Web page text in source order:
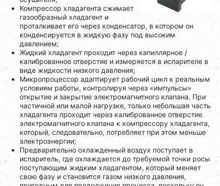
Компрессор хладагента сжимает
газообразный хладагент и
проталкивает его через конденсатор, в котором он
конденсируется в жидкую фазу под высоким
давлением;
Жидкий хладагент проходит через капиллярное /
калиброванное отверстие и измеряется в испарителе в
виде жидкости низкого давления;
Микропроцессор адаптирует рабочий цикл к реальным
условиям работы, контролируя через «импульсы»
открытие и закрытие электромагнитного клапана. При
частичной или малой нагрузке, только небольшая часть
хладагента проходит через калиброванное отверстие
электромагнитного клапана к компрессору хладагента,
который, следовательно, потребляет при этом меньше
электроэнергии;
Предварительно охлажденный воздух поступает в
испаритель, где охлаждается до требуемой точки росы
поступающим жидким хладагентом, который меняет
свою фазу и становится газом низкого давления,